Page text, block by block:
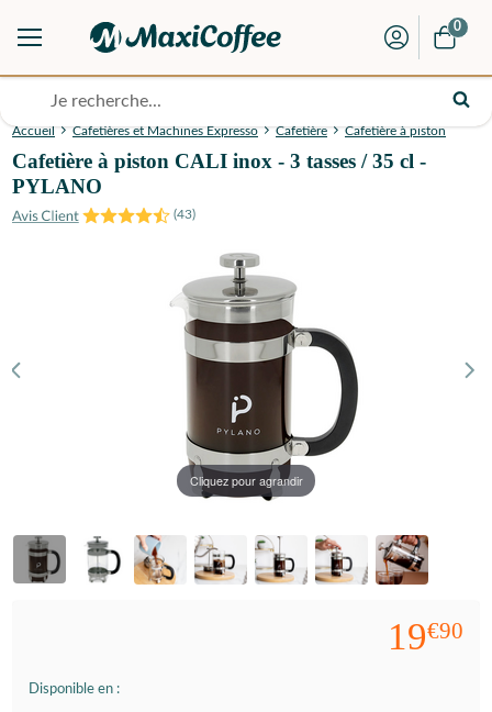
0
Accueil Cafetières et Machines Expresso Cafetière Cafetière à piston
Cafetière à piston CALI inox - 3 tasses / 35 cl -
PYLANO
(43)
Cliquez pour agrandir
19€90
Disponible en :